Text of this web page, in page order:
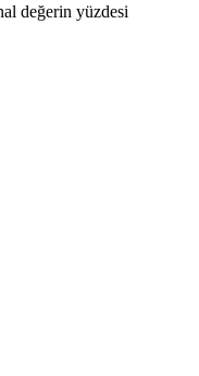
değerin yüzdesi